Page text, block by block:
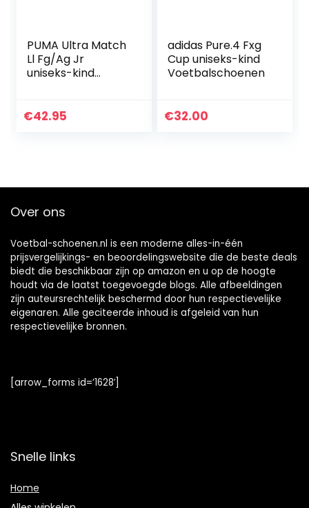
PUMA Ultra Match
Ll Fg/Ag Jr
uniseks-kind
€42.95
adidas Pure.4 Fxg
Cup uniseks-kind
Voetbalschoenen
€32.00
Over ons
Voetbal-schoenen.nl is een moderne alles-in-één
prijsvergelijkings- en beoordelingswebsite die de beste deals
biedt die beschikbaar zijn op amazon en u op de hoogte
houdt via de laatst toegevoegde blogs. Alle afbeeldingen
zijn auteursrechtelijk beschermd door hun respectievelijke
eigenaren. Alle geciteerde inhoud is afgeleid van hun
respectievelijke bronnen.
[arrow_forms id=’1628′]
Snelle links
Home